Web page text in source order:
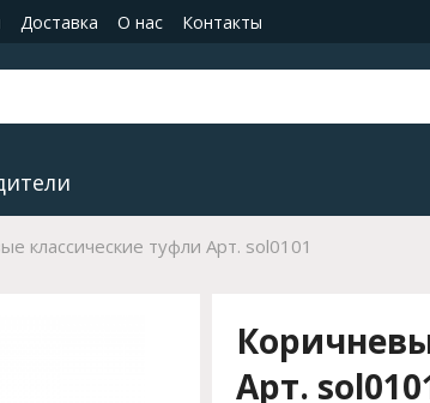
Доставка О нас Контакты
классические туфли Арт. sol0101
Арт.